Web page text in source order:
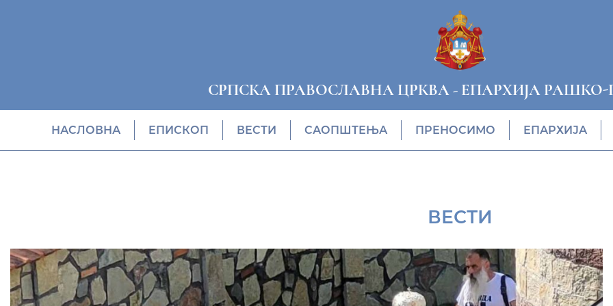
СРПСКА ПРАВОСЛАВНА ЦРКВА- ЕПАРХИЈА
НАСЛОВНА EПИСКОП ВЕСТИ САОПШТЕЊА ПРЕНОСИМО ЕПАРХИЈА
ВЕСТИ